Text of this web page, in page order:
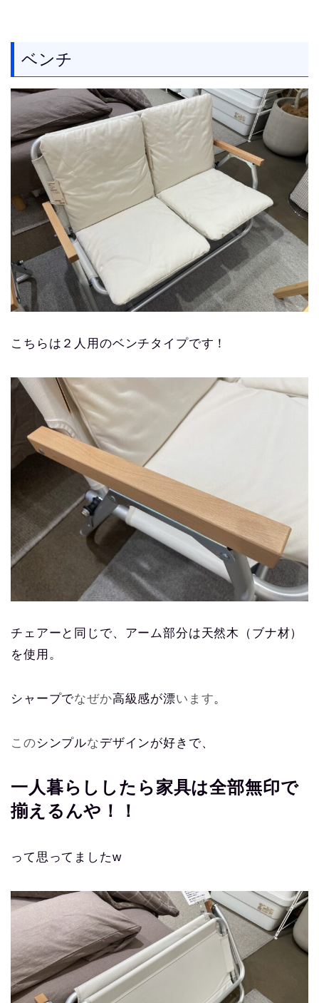
ベンチ
こちらは２人用のベンチタイプです！
チェアーと同じで、アーム部分は天然木（ブナ材）
を使用。
シャープでなぜか高級感が漂います。
このシンプルなデザインが好きで、
一人暮らししたら家具は全部無印で
揃えるんや！！
って思ってましたw